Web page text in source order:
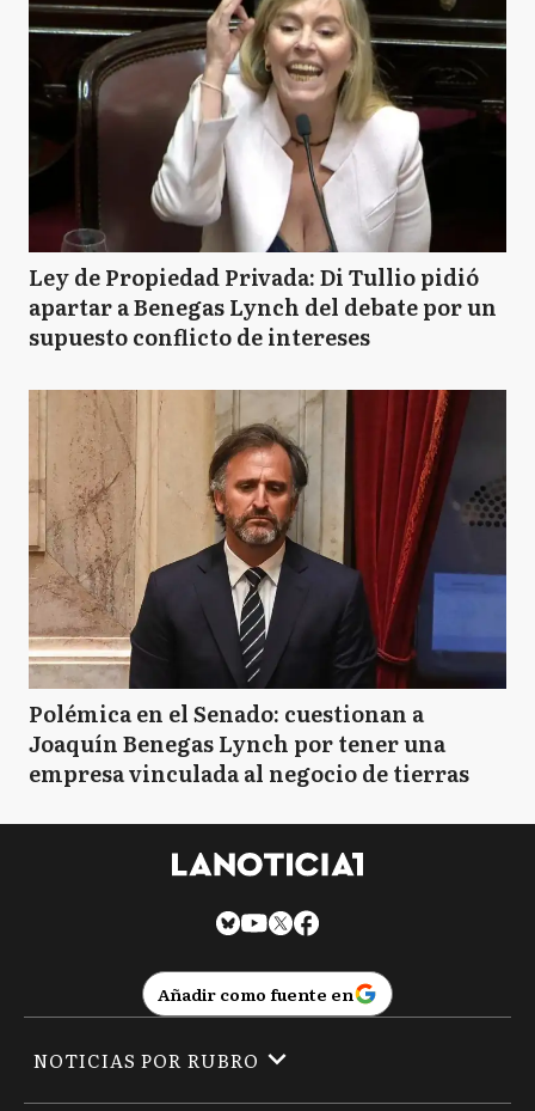
Ley de Propiedad Privada: Di Tullio pidió
apartar a Benegas Lynch del debate por un
supuesto conflicto de intereses
Polémica en el Senado: cuestionan a
Joaquín Benegas Lynch por tener una
empresa vinculada al negocio de tierras
Añadir como fuente en
NOTICIAS POR RUBRO